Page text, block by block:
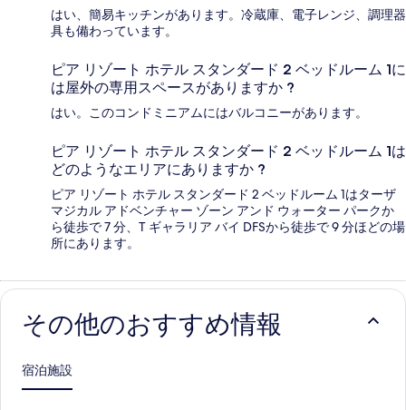
はい、簡易キッチンがあります。冷蔵庫、電子レンジ、調理器
具も備わっています。
ピア リゾート ホテル スタンダード 2 ベッドルーム 1に
は屋外の専用スペースがありますか ?
はい。このコンドミニアムにはバルコニーがあります。
ピア リゾート ホテル スタンダード 2 ベッドルーム 1は
どのようなエリアにありますか ?
ピア リゾート ホテル スタンダード 2 ベッドルーム 1はターザ
マジカル アドベンチャー ゾーン アンド ウォーター パークか
ら徒歩で 7 分、T ギャラリア バイ DFSから徒歩で 9 分ほどの場
所にあります。
その他のおすすめ情報
宿泊施設